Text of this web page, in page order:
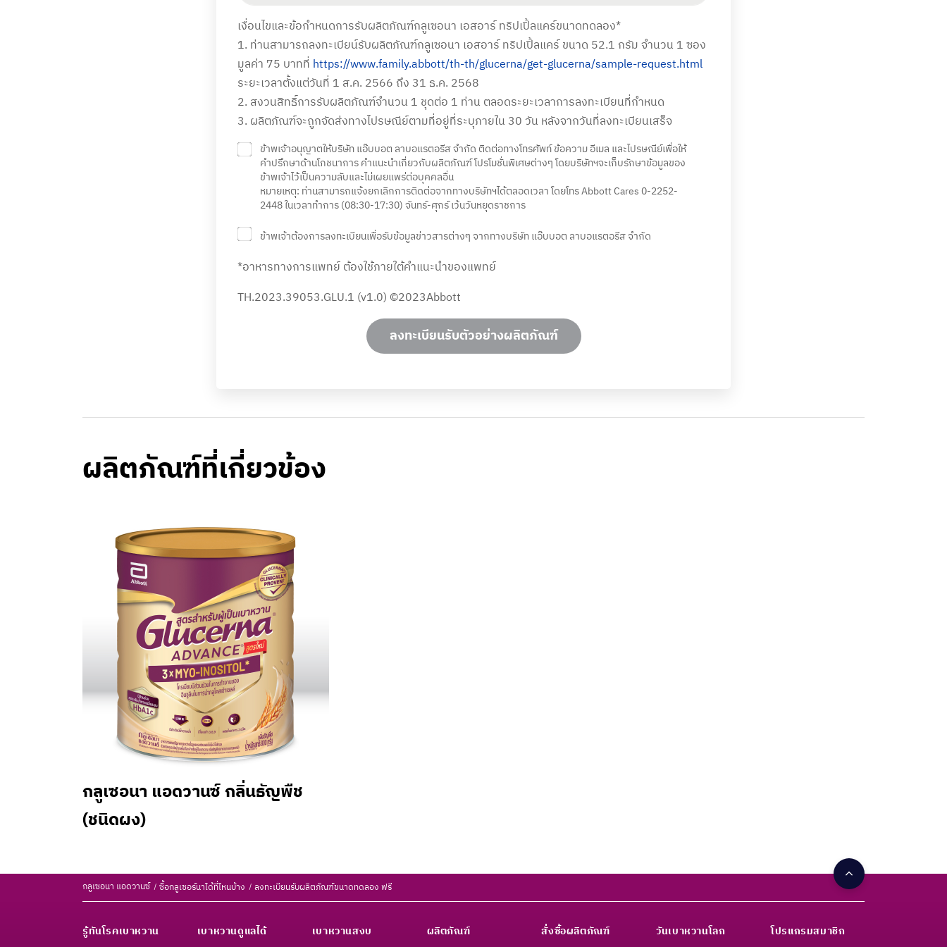
เงื่อนไขและข้อกำหนดการรับผลิตภัณฑ์กลูเซอนา เอสอาร์ ทริปเปิ้ลแคร์ขนาดทดลอง*
1. ท่านสามารถลงทะเบียน์รับผลิตภัณฑ์กลูเซอนา เอสอาร์ ทริปเปิ้ลแคร์ ขนาด 52.1 กรัม จำนวน 1 ซอง
มูลค่า 75 บาทที่ https://www.family.abbott/th-th/glucerna/get-glucerna/sample-request.html
ระยะเวลาตั้งแต่วันที่ 1 ส.ค. 2566 ถึง 31 ธ.ค. 2568
2. สงวนสิทธิ์การรับผลิตภัณฑ์จำนวน 1 ชุดต่อ 1 ท่าน ตลอดระยะเวลาการลงทะเบียนที่กำหนด
3. ผลิตภัณฑ์จะถูกจัดส่งทางไปรษณีย์ตามที่อยู่ที่ระบุภายใน 30 วัน หลังจากวันที่ลงทะเบียนเสร็จ
ข้าพเจ้าอนุญาตให้บริษัท แอ๊บบอต ลาบอแรตอรีส จำกัด ติดต่อทางโทรศัพท์ ข้อความ อีเมล และไปรษณีย์เพื่อให้
คำปรึกษาด้านโภชนาการ คำแนะนำเกี่ยวกับผลิตภัณฑ์ โปรโมชั่นพิเศษต่างๆ โดยบริษัทฯจะเก็บรักษาข้อมูลของ
ข้าพเจ้าไว้เป็นความลับและไม่เผยแพร่ต่อบุคคลอื่น
หมายเหตุ: ท่านสามารถแจ้งยกเลิกการติดต่อจากทางบริษัทฯได้ตลอดเวลา โดยโทร Abbott Cares 0-2252-
2448 ในเวลาทำการ (08:30-17:30) จันทร์-ศุกร์ เว้นวันหยุดราชการ
ข้าพเจ้าต้องการลงทะเบียนเพื่อรับข้อมูลข่าวสารต่างๆ จากทางบริษัท แอ๊บบอต ลาบอแรตอรีส จำกัด
*อาหารทางการแพทย์ ต้องใช้ภายใต้คำแนะนำของแพทย์
TH.2023.39053.GLU.1 (v1.0) ©2023Abbott
ลงทะเบียนรับตัวอย่างผลิตภัณฑ์
ผลิตภัณฑ์ที่เกี่ยวข้อง
กลูเซอนา แอดวานซ์ กลิ่นธัญพืช
(ชนิดผง)
กลูเซอนา แอดวานซ์ ซื้อกลูเซอร์นาได้ที่ไหนบ้าง ลงทะเบียนรับผลิตภัณฑ์ขนาดทดลอง ฟรี
รู้ทันโรคเบาหวาน เบาหวานดูแลได้ เบาหวานสงบ ผลิตภัณฑ์ สั่งซื้อผลิตภัณฑ์ วันเบาหวานโลก โปรแกรมสมาชิก